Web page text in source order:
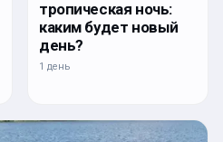
тропическая ночь:
каким будет новый
день?
1 день